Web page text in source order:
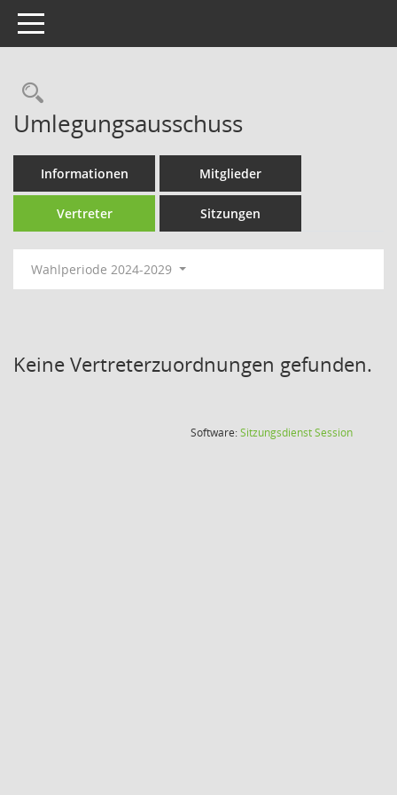
Toggle navigation
Rechercheauswahl
Umlegungsausschuss
Informationen Mitglieder
Vertreter Sitzungen
Wahlperiode 2024-2029
Keine Vertreterzuordnungen gefunden.
Software:SitzungsdienstSession(Wird in